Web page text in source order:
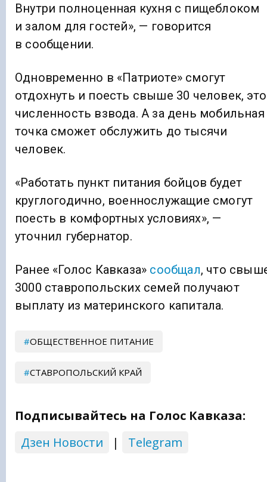
Внутри полноценная кухня с пищеблоком
и залом для гостей», — говорится
в сообщении.
Одновременно в «Патриоте» смогут
отдохнуть и поесть свыше 30 человек, это
численность взвода. А за день мобильная
точка сможет обслужить до тысячи
человек.
«Работать пункт питания бойцов будет
круглогодично, военнослужащие смогут
поесть в комфортных условиях», —
уточнил губернатор.
Ранее «Голос Кавказа» сообщал, что
3000 ставропольских семей получают
выплату из материнского капитала.
ОБЩЕСТВЕННОЕ ПИТАНИЕ
СТАВРОПОЛЬСКИЙ КРАЙ
Подписывайтесь на Голос Кавказа:
Дзен Новости
| Telegram